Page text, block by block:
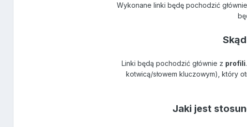
Wykonane linki będę pochodzić
Linki będą pochodzić głównie z profili
kotwicą/słowem kluczowym), który
Jaki jest